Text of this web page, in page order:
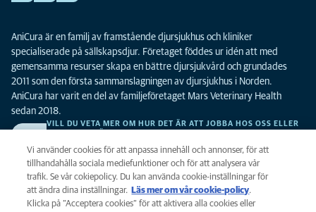
AniCura är en familj av framstående djursjukhus och kliniker
specialiserade på sällskapsdjur. Företaget föddes ur idén att med
gemensamma resurser skapa en bättre djursjukvård och grundades
2011 som den första sammanslagningen av djursjukhus i Norden.
AniCura har varit en del av familjeföretaget Mars Veterinary Health
sedan 2018.
VILL DU VETA MER OM HUR DET ÄR ATT JOBBA HOS OSS ELLER
Integritet
Vi använder cookies för att anpassa innehåll och annonser, för att
tillhandahålla sociala mediefunktioner och för att analysera vår
trafik. Se vår cokiepolicy. Du kan använda cookie-inställningar för
att ändra dina inställningar.
Läs mer om vår cookie-policy(opens in a
new tab)
.
Klicka på ”Acceptera cookies” för att aktivera alla cookies eller